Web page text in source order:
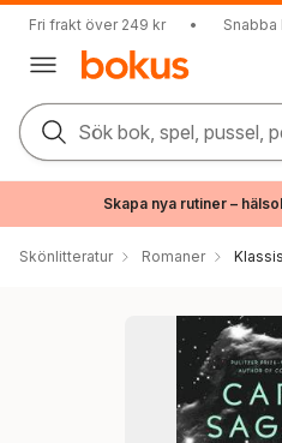
Fri frakt över 249 kr •
Sök bok, spel, pussel,
Skapa nya rutiner –
Skönlitteratur Romaner